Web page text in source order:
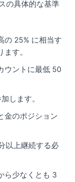
の具体的な基準
の 25% に相当す
す。
ウントに最低 50
します。
金のポジション
以上継続する必
ら少なくとも 3